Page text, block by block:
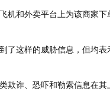
机和外卖平台上为该商家
这样的威胁信息，但均表
欺诈、恐吓和勒索信息在